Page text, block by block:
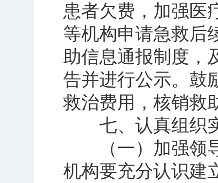
患者欠费，加强医
等机构申请急救后
助信息通报制度，
告并进行公示。鼓
救治费用，核销救
七、认真组织
（一）加强领导
机构要充分认识建